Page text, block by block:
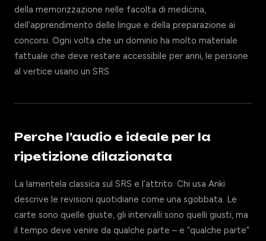
della memorizzazione nelle facolta di medicina,
dell’apprendimento delle lingue e della preparazione ai
concorsi. Ogni volta che un dominio ha molto materiale
fattuale che deve restare accessibile per anni, le persone
al vertice usano un SRS.
Perche l’audio e ideale per la
ripetizione dilazionata
La lamentela classica sul SRS e l’attrito. Chi usa Anki
descrive le revisioni quotidiane come una sgobbata. Le
carte sono quelle giuste, gli intervalli sono quelli giusti, ma
il tempo deve venire da qualche parte – e “qualche parte”